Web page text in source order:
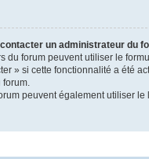
un administrateur du
du forum peuvent utiliser le
» si cette fonctionnalité a été
forum.
peuvent également utiliser le